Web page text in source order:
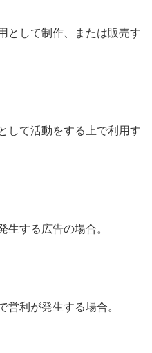
として制作、または販売す
して活動をする上で利用す
生する広告の場合。
営利が発生する場合。